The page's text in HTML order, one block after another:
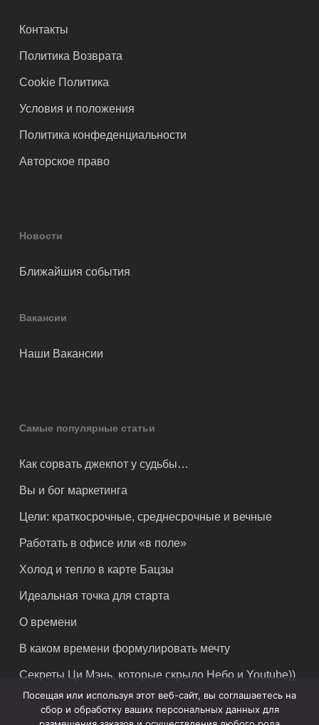
Контакты
Политика Возврата
Cookie Политика
Условия и положения
Политика конфеденциальности
Авторское право
Новости
Ближайшия события
Вакансии
Наши Вакансии
Самые популярные статьи
Как сорвать джекпот у судьбы…
Вы и бог маркетинга
Цели: краткосрочные, среднесрочные и вечные
Работать в офисе или «в поле»
Холод и тепло в карте Бацзы
Идеальная точка для старта
О времени
В каком времени формулировать мечту
Секреты Ци Мэнь, которые скрыло Небо и Youtube))
Посещая или используя этот веб-сайт, вы соглашаетесь на
сбор и обработку ваших персональных данных для